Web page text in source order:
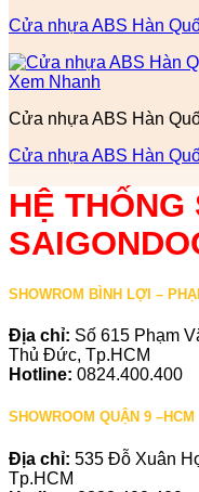
Cửa nhựa ABS Hàn
Xem Nhanh
Cửa nhựa ABS Hàn
Cửa nhựa ABS Hàn
HỆ THỐNG
SHOWROM BÌNH LỢI –
Địa chỉ: Số 615 Phạm
Thủ Đức, Tp.HCM
Hotline: 0824.400.400
SHOWROOM QUẬN 9 –HCM
Địa chỉ: 535 Đỗ Xuân
Tp.HCM